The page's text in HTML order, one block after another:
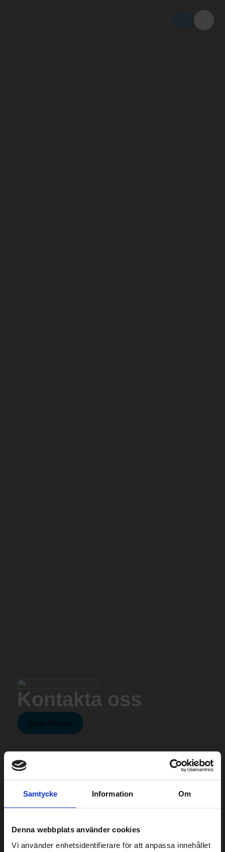
Samtycke Information Om
Denna webbplats använder cookies
Vi använder enhetsidentifierare för att anpassa innehållet
Kontakta oss
Skriv till oss